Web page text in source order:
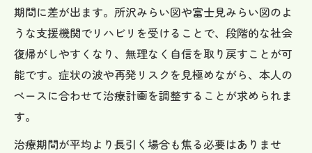
期間に差が出ます。所沢みらい図や富士見みらい図のよ
うな支援機関でリハビリを受けることで、段階的な社会
復帰がしやすくなり、無理なく自信を取り戻すことが可
能です。症状の波や再発リスクを見極めながら、本人の
ペースに合わせて治療計画を調整することが求められま
す。
治療期間が平均より長引く場合も焦る必要はありませ